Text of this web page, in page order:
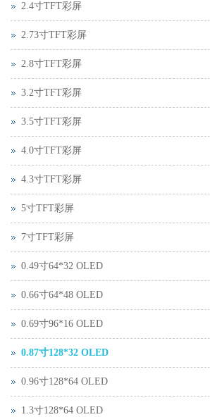
2.4寸TFT彩屏
2.73寸TFT彩屏
2.8寸TFT彩屏
3.2寸TFT彩屏
3.5寸TFT彩屏
4.0寸TFT彩屏
4.3寸TFT彩屏
5寸TFT彩屏
7寸TFT彩屏
0.49寸64*32 OLED
0.66寸64*48 OLED
0.69寸96*16 OLED
0.87寸128*32 OLED
0.96寸128*64 OLED
1.3寸128*64 OLED